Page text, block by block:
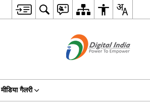
मीडिया गैलरी